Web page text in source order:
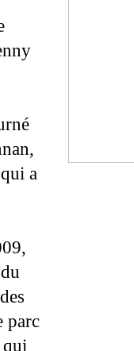
a
parc
qui